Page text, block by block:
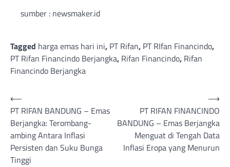
sumber : newsmaker.id
Tagged harga emas hari ini, PT Rifan, PT RIfan Financindo,
PT Rifan Financindo Berjangka, Rifan Financindo, Rifan
Financindo Berjangka
Post
navigation
⟵
PT RIFAN BANDUNG – Emas
Berjangka: Terombang-
ambing Antara Inflasi
Persisten dan Suku Bunga
Tinggi
PT RIFAN FINANCINDO
BANDUNG – Emas Berjangka
Menguat di Tengah Data
Inflasi Eropa yang Menurun
⟶